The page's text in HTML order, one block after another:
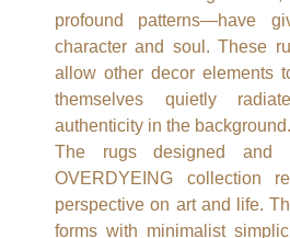
profound patterns—have
character and soul. These
allow other decor elements
themselves quietly
authenticity in the background.
The rugs designed and
OVERDYEING collection
perspective on art and life.
forms with minimalist